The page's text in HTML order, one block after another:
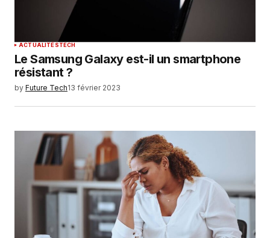
ACTUALITÉSTECH
Le Samsung Galaxy est-il un smartphone
résistant ?
by Future Tech13 février 2023